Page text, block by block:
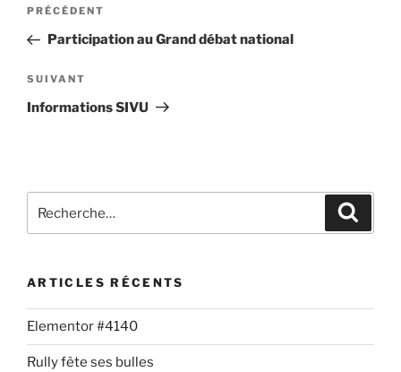
PRÉCÉDENT
Participation au Grand débat national
SUIVANT
Informations SIVU
ARTICLES RÉCENTS
Elementor #4140
Rully fête ses bulles